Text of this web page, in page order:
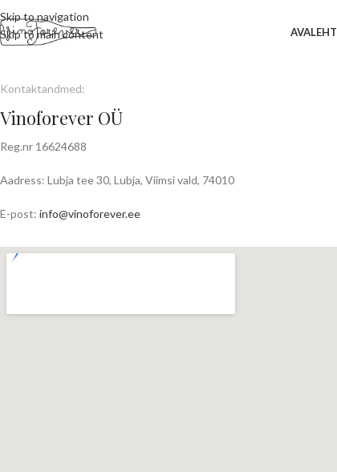
Skip to navigation
Skip to main content
AVALEHT
Kontaktandmed:
Vinoforever OÜ
Reg.nr 16624688
Aadress: Lubja tee 30, Lubja, Viimsi vald, 74010
E-post: info@vinoforever.ee